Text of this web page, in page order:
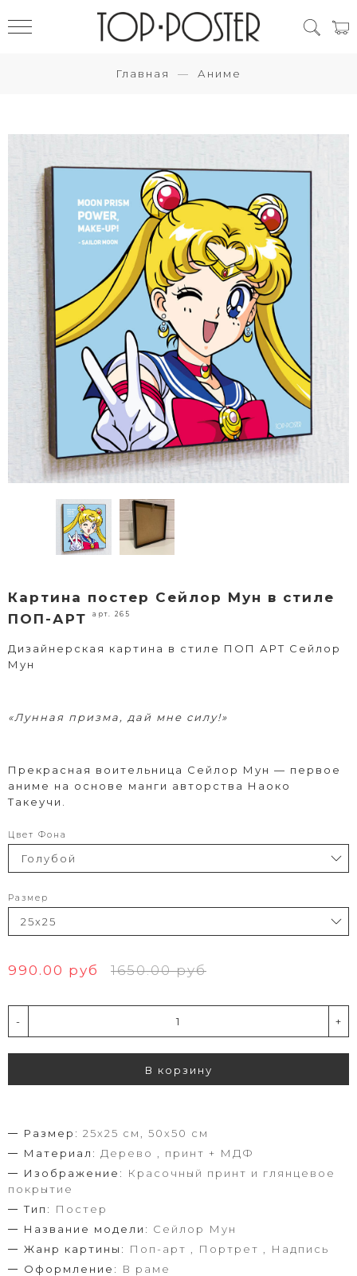
Главная Аниме
Картина постер Сейлор Мун в стиле
ПОП-АРТ
арт. 265
Дизайнерская картина в стиле ПОП АРТ Сейлор
Мун
«Лунная призма, дай мне силу!»
Прекрасная воительница Сейлор Мун — первое
аниме на основе манги авторства Наоко
Такеучи.
Цвет Фона
Размер
990.00 руб 1650.00 руб
- +
В корзину
Размер: 25х25 см, 50х50 см
Материал: Дерево , принт + МДФ
Изображение:
Красочный принт и глянцевое
покрытие
Тип:
Постер
Название модели: Сейлор Мун
Жанр картины:
Поп-арт , Портрет , Надпись
Оформление:
В раме